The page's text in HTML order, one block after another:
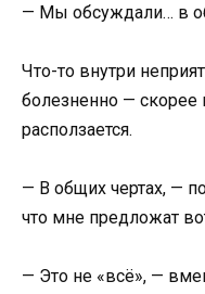
— Мы обсуждали… в
Что-то внутри
болезненно —
расползается.
— В общих чертах, —
что мне предложат
— Это не «всё», —